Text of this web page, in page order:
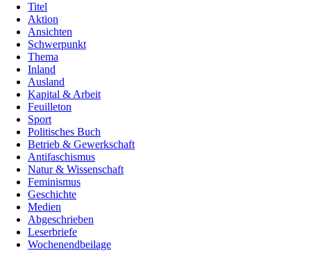
Titel
Aktion
Ansichten
Schwerpunkt
Thema
Inland
Ausland
Kapital & Arbeit
Feuilleton
Sport
Politisches Buch
Betrieb & Gewerkschaft
Antifaschismus
Natur & Wissenschaft
Feminismus
Geschichte
Medien
Abgeschrieben
Leserbriefe
Wochenendbeilage